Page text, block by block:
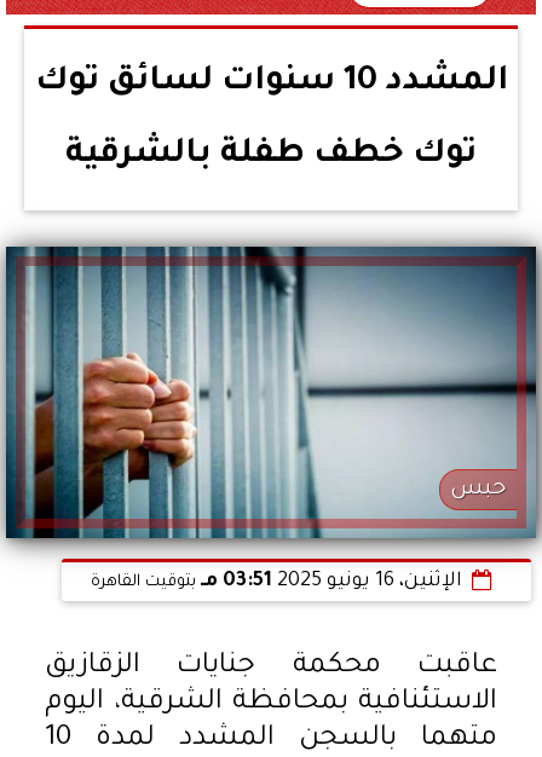
المشدد 10 سنوات لسائق توك
توك خطف طفلة بالشرقية
حبس
الإثنين، 16 يونيو 2025 03:51 مـ بتوقيت القاهرة
عاقبت محكمة جنايات الزقازيق
الاستئنافية بمحافظة الشرقية، اليوم
متهما بالسجن المشدد لمدة 10